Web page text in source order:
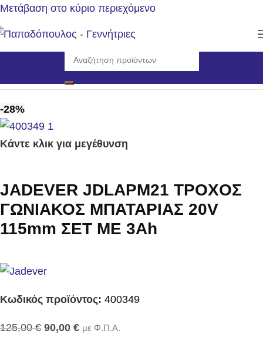
Μετάβαση στο κύριο περιεχόμενο
Αρχική σελίδα/Εργαλεία/Γωνιακοί τροχοί
-28%
Κάντε κλικ για μεγέθυνση
JADEVER JDLAPM21 ΤΡΟΧΟΣ
ΓΩΝΙΑΚΟΣ ΜΠΑΤΑΡΙΑΣ 20V
115mm ΣΕΤ ΜΕ 3Αh
Κωδικός προϊόντος: 400349
125,00€ 90,00 € με Φ.Π.Α.